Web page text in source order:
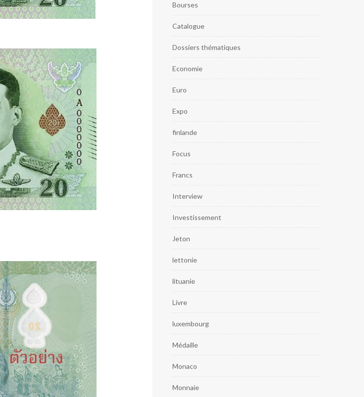
Bourses
Catalogue
Dossiers thématiques
Economie
Euro
Expo
finlande
Focus
Francs
Interview
Investissement
Jeton
lettonie
lituanie
Livre
luxembourg
Médaille
Monaco
Monnaie